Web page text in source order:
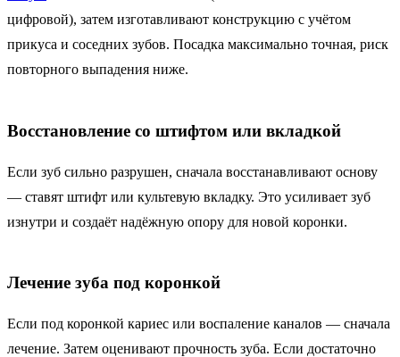
цифровой), затем изготавливают конструкцию с учётом
прикуса и соседних зубов. Посадка максимально точная, риск
повторного выпадения ниже.
Восстановление со штифтом или вкладкой
Если зуб сильно разрушен, сначала восстанавливают основу
— ставят штифт или культевую вкладку. Это усиливает зуб
изнутри и создаёт надёжную опору для новой коронки.
Лечение зуба под коронкой
Если под коронкой кариес или воспаление каналов — сначала
лечение. Затем оценивают прочность зуба. Если достаточно